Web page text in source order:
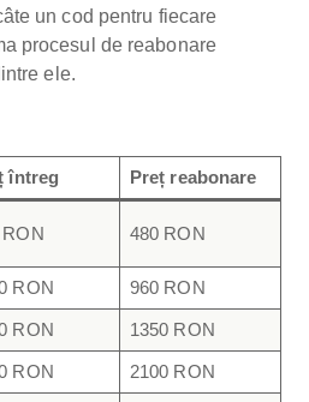
un cod pentru fiecare
procesul de reabonare
ele.
întreg Preț reabonare
RON 480 RON
RON 960 RON
RON 1350 RON
RON 2100 RON